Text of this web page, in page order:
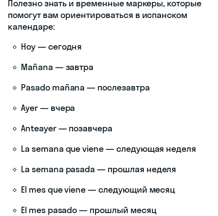
Полезно знать и временные маркеры, которые
помогут вам ориентироваться в испанском
календаре:
Hoy — сегодня
Mañana — завтра
Pasado mañana — послезавтра
Ayer — вчера
Anteayer — позавчера
La semana que viene — следующая неделя
La semana pasada — прошлая неделя
El mes que viene — следующий месяц
El mes pasado — прошлый месяц